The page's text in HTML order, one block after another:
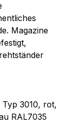
Magazine
Typ 3010, rot,
RAL7035